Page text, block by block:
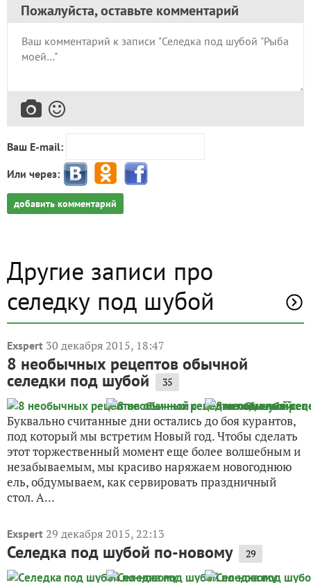
Пожалуйста, оставьте комментарий
Ваш E-mail:
Или через:
добавить комментарий
Другие записи про
селедку под шубой
Exspert 30 декабря 2015, 18:47
8 необычных рецептов обычной
селедки под шубой 35
Буквально считанные дни остались до боя курантов,
под который мы встретим Новый год. Чтобы сделать
этот торжественный момент еще более волшебным и
незабываемым, мы красиво наряжаем новогоднюю
ель, обдумываем, как сервировать праздничный
стол. А...
Exspert 29 декабря 2015, 22:13
Селедка под шубой по-новому 29